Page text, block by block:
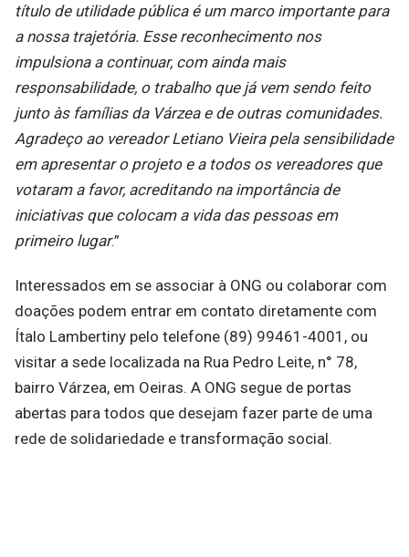
título de utilidade pública é um marco importante para
a nossa trajetória. Esse reconhecimento nos
impulsiona a continuar, com ainda mais
responsabilidade, o trabalho que já vem sendo feito
junto às famílias da Várzea e de outras comunidades.
Agradeço ao vereador Letiano Vieira pela sensibilidade
em apresentar o projeto e a todos os vereadores que
votaram a favor, acreditando na importância de
iniciativas que colocam a vida das pessoas em
primeiro lugar.”
Interessados em se associar à ONG ou colaborar com
doações podem entrar em contato diretamente com
Ítalo Lambertiny pelo telefone (89) 99461-4001, ou
visitar a sede localizada na Rua Pedro Leite, n° 78,
bairro Várzea, em Oeiras. A ONG segue de portas
abertas para todos que desejam fazer parte de uma
rede de solidariedade e transformação social.